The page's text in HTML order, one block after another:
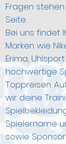
Fragen
Seite.
Bei uns findet
Marken wie
Erima,
hochwertige
Toppreisen.
wir deine
Spielername
sowie